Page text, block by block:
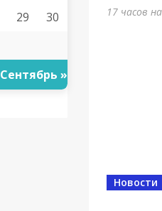
29
30
Сентябрь »
17 часов
Новости